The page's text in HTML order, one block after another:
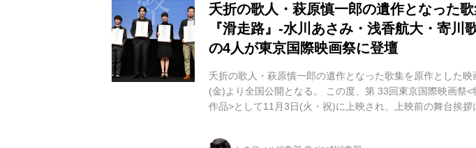
夭折の歌人・萩原慎一郎の遺作となった
『滑走路』-水川あさみ・浅香航大・寄川
の4人が東京国際映画祭に登壇
夭折の歌人・萩原慎一郎の遺作となった歌集を原作とした
(金)より全国公開となる。 この度、第 33回東京国際映画祭
作品>として11月3日(火・祝)に上映され、上映前の舞台挨
所: EX シアター六本木 ■登壇: 水川あさみ、浅香航大、寄川